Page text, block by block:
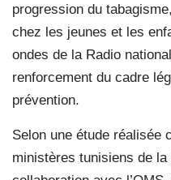
progression du
chez les jeunes et les
ondes de la Radio
renforcement du cadre
prévention.
Selon une étude réalisée
ministères tunisiens de la